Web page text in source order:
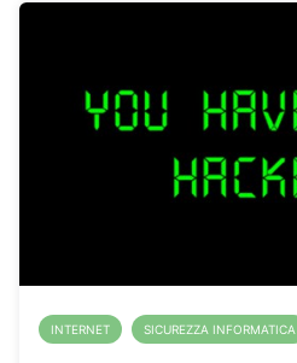
INTERNET SICUREZZA INFORMATICA